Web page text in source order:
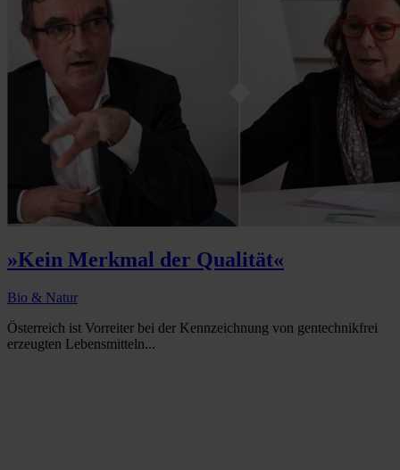
»Kein Merkmal der Qualität«
Bio & Natur
Österreich ist Vorreiter bei der Kennzeichnung von gentechnikfrei
erzeugten Lebensmitteln...